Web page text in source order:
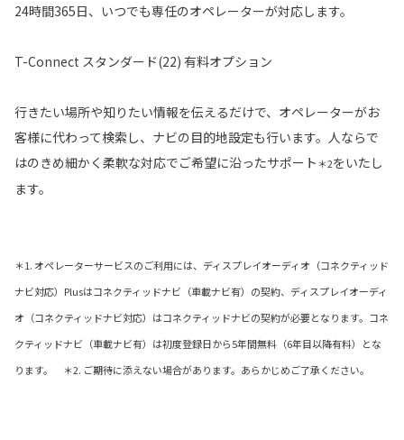
24時間365日、いつでも専任のオペレーターが対応します。
T-Connect スタンダード(22) 有料オプション
行きたい場所や知りたい情報を伝えるだけで、オペレーターがお
客様に代わって検索し、ナビの目的地設定も行います。人ならで
はのきめ細かく柔軟な対応でご希望に沿ったサポート ＊2をいたし
ます。
＊1. オペレーターサービスのご利用には、ディスプレイオーディオ（コネクティッド
ナビ対応）Plusはコネクティッドナビ（車載ナビ有）の契約、ディスプレイオーディ
オ（コネクティッドナビ対応）はコネクティッドナビの契約が必要となります。コネ
クティッドナビ（車載ナビ有）は初度登録日から5年間無料（6年目以降有料）とな
ります。 ＊2. ご期待に添えない場合があります。あらかじめご了承ください。